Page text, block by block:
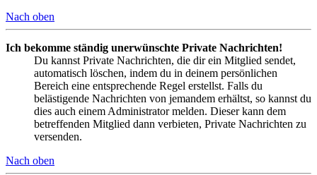
Nach oben
Ich bekomme ständig unerwünschte Private Nachrichten!
Du kannst Private Nachrichten, die dir ein Mitglied sendet,
automatisch löschen, indem du in deinem persönlichen
Bereich eine entsprechende Regel erstellst. Falls du
belästigende Nachrichten von jemandem erhältst, so kannst du
dies auch einem Administrator melden. Dieser kann dem
betreffenden Mitglied dann verbieten, Private Nachrichten zu
versenden.
Nach oben